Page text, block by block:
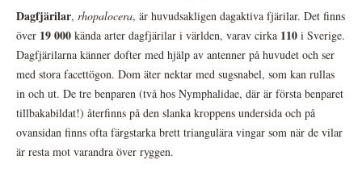
Dagfjärilar, rhopalocera, är huvudsakligen dagaktiva fjärilar. Det finns
över 19 000 kända arter dagfjärilar i världen, varav cirka 110 i Sverige.
Dagfjärilarna känner dofter med hjälp av antenner på huvudet och ser
med stora facettögon. Dom äter nektar med sugsnabel, som kan rullas
in och ut. De tre benparen (två hos Nymphalidae, där är första benparet
tillbakabildat!) återfinns på den slanka kroppens undersida och på
ovansidan finns ofta färgstarka brett triangulära vingar som när de vilar
är resta mot varandra över ryggen.